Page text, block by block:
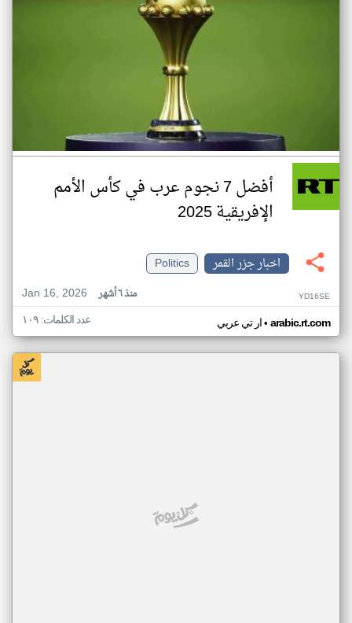
أفضل 7 نجوم عرب في كأس الأمم
الإفريقية 2025
اخبار جزر القمر
Politics
Jan 16, 2026
منذ ٦ أشهر YD16SE
ار تي عربي• arabic.rt.com عدد الكلمات: ١٠٩